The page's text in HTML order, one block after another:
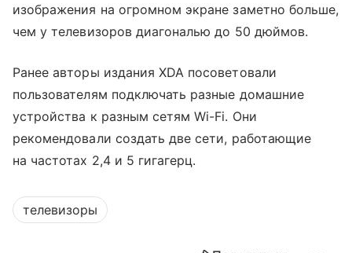
изображения на огромном экране заметно больше,
чем у телевизоров диагональю до 50 дюймов.
Ранее авторы издания XDA посоветовали
пользователям подключать разные домашние
устройства к разным сетям Wi-Fi. Они
рекомендовали создать две сети, работающие
на частотах 2,4 и 5 гигагерц.
телевизоры